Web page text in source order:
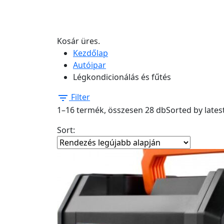
Kosár üres.
Kezdőlap
Autóipar
Légkondicionálás és fűtés
Filter
1–16 termék, összesen 28 dbSorted by
Sort: